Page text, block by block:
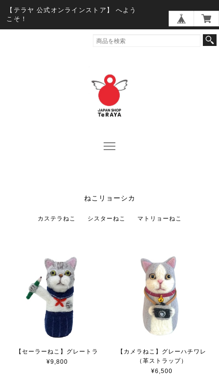
【テラヤ 公式オンラインストア】 へよう
こそ！
ねこリョーシカ
カステラねこ シスターねこ マトリョーねこ
【セーラーねこ】グレートラ
¥9,800
【カメラねこ】グレーハチワレ
（革ストラップ）
¥6,500